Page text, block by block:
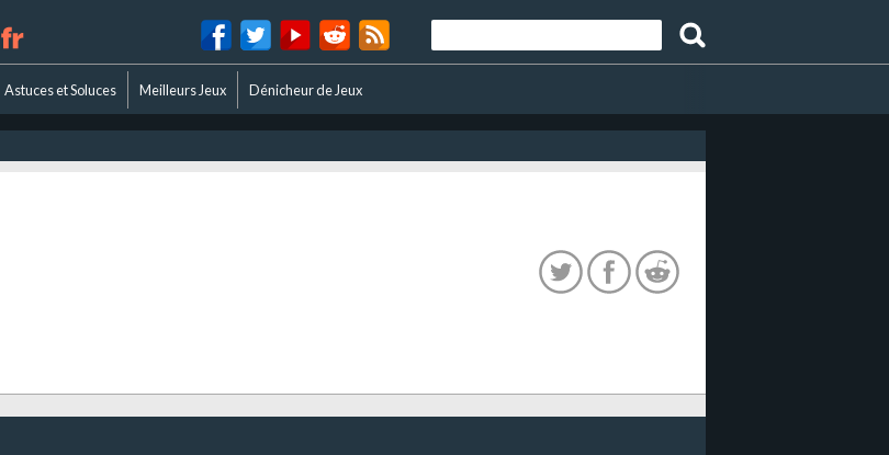
Astuces et Soluces Meilleurs Jeux Dénicheur de Jeux